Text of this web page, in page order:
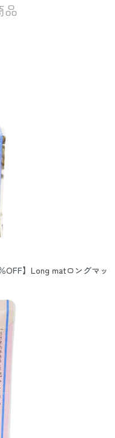
品
OFF】Long matロングマッ